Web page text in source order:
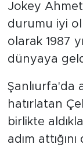
Jokey
durumu iyi
olarak 1987
dünyaya
Şanlıurfa'da
hatırlatan
birlikte
adım